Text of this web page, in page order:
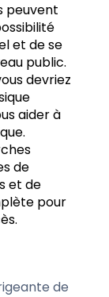
peuvent
et de se
public.
devriez
aider à
de
et de
pour
de